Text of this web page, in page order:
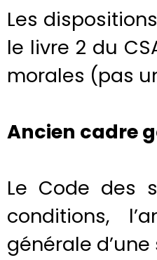
Les
le livre 2 du
morales (pas
Ancien cadre
Le Code des
conditions,
générale